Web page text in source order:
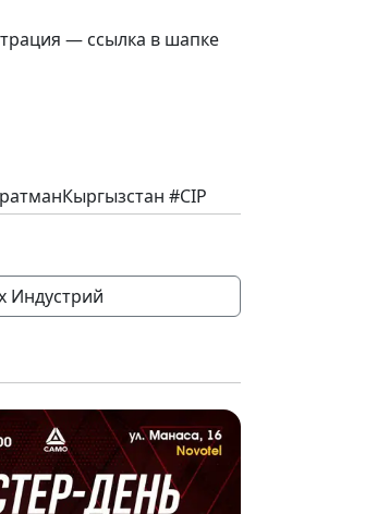
— ссылка в шапке
#CIP
Индустрий